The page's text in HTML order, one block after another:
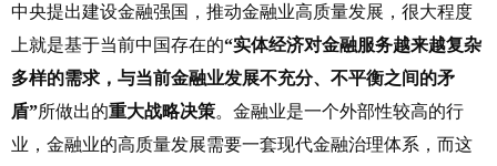
中央提出建设金融强国，推动金融业高质量发展，很大程度
上就是基于当前中国存在的“实体经济对金融服务越来越复杂
多样的需求，与当前金融业发展不充分、不平衡之间的矛
盾”所做出的重大战略决策。金融业是一个外部性较高的行
业，金融业的高质量发展需要一套现代金融治理体系，而这